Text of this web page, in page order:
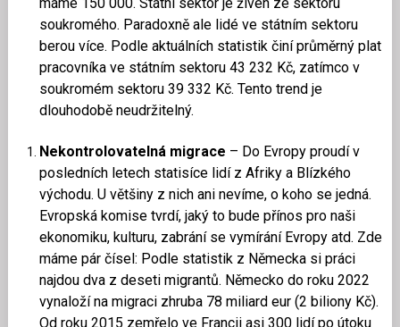
soukromého. Paradoxně ale lidé ve státním sektoru
berou více. Podle aktuálních statistik činí průměrný plat
pracovníka ve státním sektoru 43 232 Kč, zatímco v
soukromém sektoru 39 332 Kč. Tento trend je
dlouhodobě neudržitelný.
Nekontrolovatelná migrace – Do Evropy proudí v
posledních letech statisíce lidí z Afriky a Blízkého
východu. U většiny z nich ani nevíme, o koho se jedná.
Evropská komise tvrdí, jaký to bude přínos pro naši
ekonomiku, kulturu, zabrání se vymírání Evropy atd. Zde
máme pár čísel: Podle statistik z Německa si práci
najdou dva z deseti migrantů. Německo do roku 2022
vynaloží na migraci zhruba 78 miliard eur (2 biliony Kč).
Od roku 2015 zemřelo ve Francii asi 300 lidí po útoku